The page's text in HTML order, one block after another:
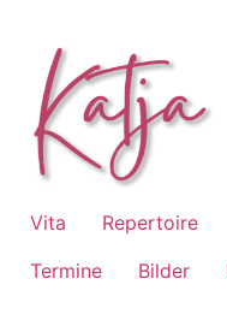
springen
Vita Repertoire
Termine
Bilder